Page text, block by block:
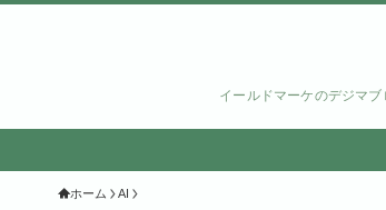
イールドマーケのデジマ
ホーム AI